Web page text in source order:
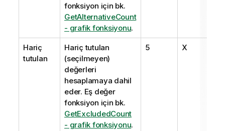
fonksiyon için bk.
GetAlternativeCount
- grafik fonksiyonu.
Hariç
tutulan
Hariç tutulan
(seçilmeyen)
değerleri
hesaplamaya dahil
eder. Eş değer
fonksiyon için bk.
GetExcludedCount
- grafik fonksiyonu.
5 X